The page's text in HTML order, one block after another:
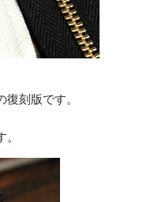
刻版です。